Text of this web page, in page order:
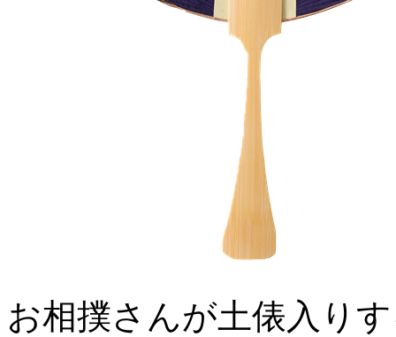
お相撲さんが土俵入り